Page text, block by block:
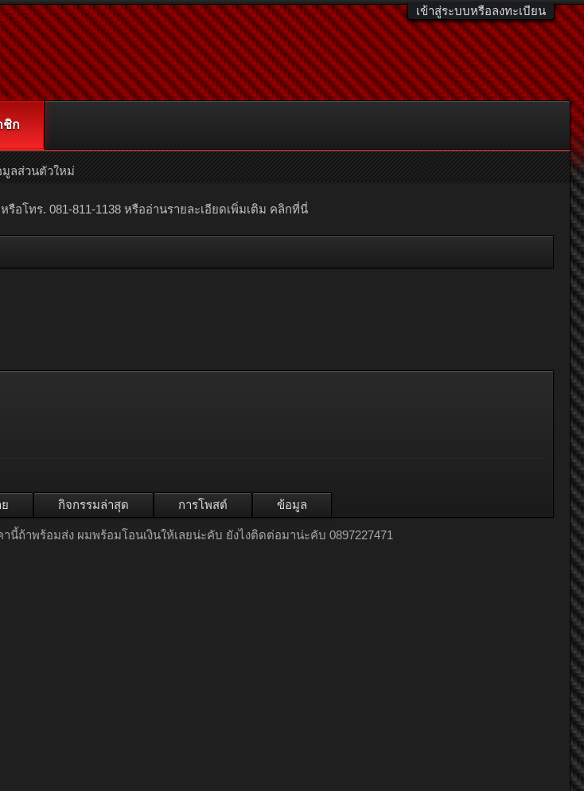
เข้าสู่ระบบหรือลงทะเบียน
หรือโทร. 081-811-1138 หรืออ่านรายละเอียดเพิ่มเติม คลิกที่นี่
กิจกรรมล่าสุด การโพสต์ ข้อมูล
นี้ถ้าพร้อมส่ง ผมพร้อมโอนเงินให้เลยน่ะคับ ยังไงติดต่อมาน่ะคับ 0897227471
ชิก
ลส่วนตัวใหม่